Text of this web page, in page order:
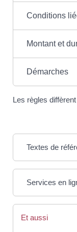
Conditions
Montant et
Démarches
Les règles
Textes de
Services en
Et aussi